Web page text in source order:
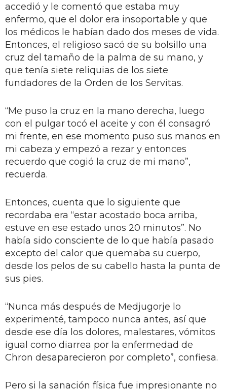
accedió y le comentó que estaba muy
enfermo, que el dolor era insoportable y que
los médicos le habían dado dos meses de vida.
Entonces, el religioso sacó de su bolsillo una
cruz del tamaño de la palma de su mano, y
que tenía siete reliquias de los siete
fundadores de la Orden de los Servitas.
“Me puso la cruz en la mano derecha, luego
con el pulgar tocó el aceite y con él consagró
mi frente, en ese momento puso sus manos en
mi cabeza y empezó a rezar y entonces
recuerdo que cogió la cruz de mi mano”,
recuerda.
Entonces, cuenta que lo siguiente que
recordaba era “estar acostado boca arriba,
estuve en ese estado unos 20 minutos”. No
había sido consciente de lo que había pasado
excepto del calor que quemaba su cuerpo,
desde los pelos de su cabello hasta la punta de
sus pies.
“Nunca más después de Medjugorje lo
experimenté, tampoco nunca antes, así que
desde ese día los dolores, malestares, vómitos
igual como diarrea por la enfermedad de
Chron desaparecieron por completo”, confiesa.
Pero si la sanación física fue impresionante no